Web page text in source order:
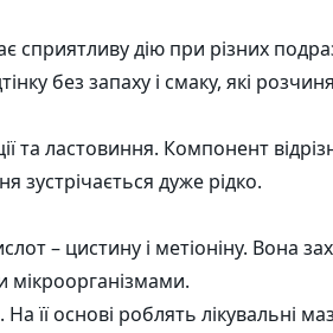
сприятливу дію при різних
без запаху і смаку, які
та ластовиння. Компонент
дуже рідко.
– цистину і метіоніну. Вона
мікроорганізмами.
її основі роблять лікувальні